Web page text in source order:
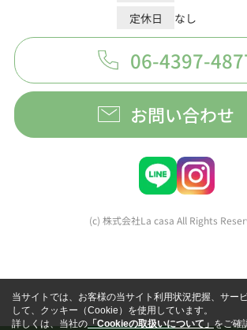
定休日
なし
06-4397-
お問い合わせ
(c) 株式会社La casa All Rights
当サイトでは、お客様の当サイト利用状況把握、サー
して、クッキー（Cookie）を使用しています。
詳しくは、当社の「Cookieの取扱いについて」をご確